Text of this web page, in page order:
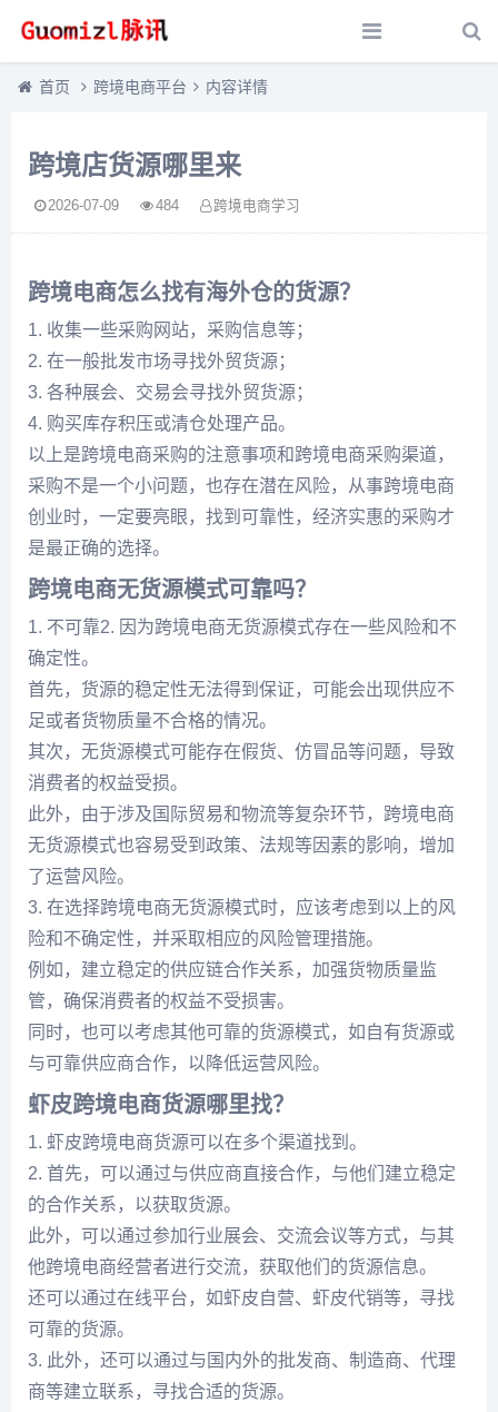
首页 跨境电商平台 内容详情
跨境店货源哪里来
2026-07-09 484 跨境电商学习
跨境电商怎么找有海外仓的货源？
1. 收集一些采购网站，采购信息等；
2. 在一般批发市场寻找外贸货源；
3. 各种展会、交易会寻找外贸货源；
4. 购买库存积压或清仓处理产品。
以上是跨境电商采购的注意事项和跨境电商采购渠道，
采购不是一个小问题，也存在潜在风险，从事跨境电商
创业时，一定要亮眼，找到可靠性，经济实惠的采购才
是最正确的选择。
跨境电商无货源模式可靠吗？
1. 不可靠2. 因为跨境电商无货源模式存在一些风险和不
确定性。
首先，货源的稳定性无法得到保证，可能会出现供应不
足或者货物质量不合格的情况。
其次，无货源模式可能存在假货、仿冒品等问题，导致
消费者的权益受损。
此外，由于涉及国际贸易和物流等复杂环节，跨境电商
无货源模式也容易受到政策、法规等因素的影响，增加
了运营风险。
3. 在选择跨境电商无货源模式时，应该考虑到以上的风
险和不确定性，并采取相应的风险管理措施。
例如，建立稳定的供应链合作关系，加强货物质量监
管，确保消费者的权益不受损害。
同时，也可以考虑其他可靠的货源模式，如自有货源或
与可靠供应商合作，以降低运营风险。
虾皮跨境电商货源哪里找？
1. 虾皮跨境电商货源可以在多个渠道找到。
2. 首先，可以通过与供应商直接合作，与他们建立稳定
的合作关系，以获取货源。
此外，可以通过参加行业展会、交流会议等方式，与其
他跨境电商经营者进行交流，获取他们的货源信息。
还可以通过在线平台，如虾皮自营、虾皮代销等，寻找
可靠的货源。
3. 此外，还可以通过与国内外的批发商、制造商、代理
商等建立联系，寻找合适的货源。